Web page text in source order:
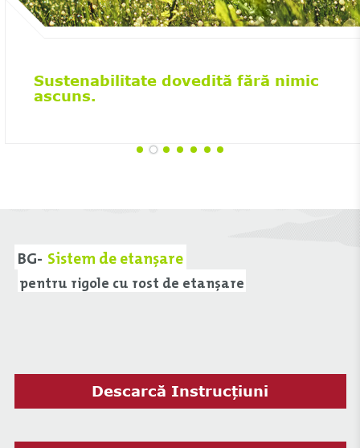
Sustenabilitate dovedită fără nimic
ascuns.
BG- Sistem de etanșare
pentru rigole cu rost de etanșare
Descarcă Instrucțiuni